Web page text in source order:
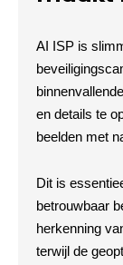
AI ISP is
en details te
beelden met
Dit is
betrouwbaar
herkenning
terwijl de